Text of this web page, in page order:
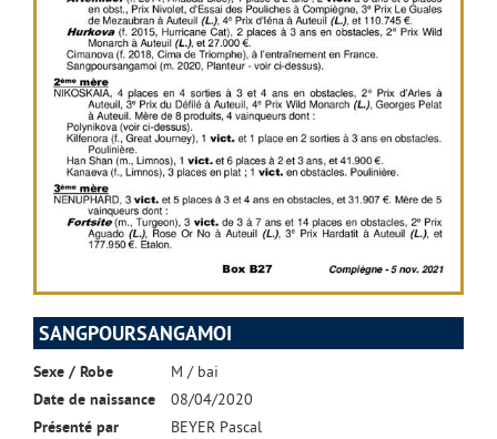
SANGPOURSANGAMOI
Sexe / Robe
M / bai
Date de naissance
08/04/2020
Présenté par
BEYER Pascal